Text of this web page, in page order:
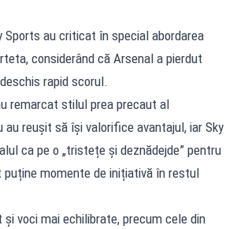
Sports au criticat în special abordarea
considerând că Arsenal a pierdut
rapid scorul.
remarcat stilul prea precaut al
au reușit să își valorifice avantajul, iar Sky
ca pe o „tristețe și deznădejde” pentru
puține momente de inițiativă în restul
voci mai echilibrate, precum cele din